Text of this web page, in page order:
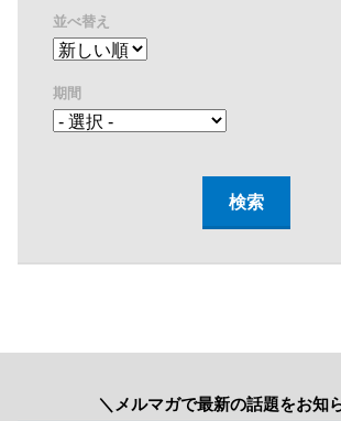
並べ替え
期間
＼メルマガで最新の話題をお知